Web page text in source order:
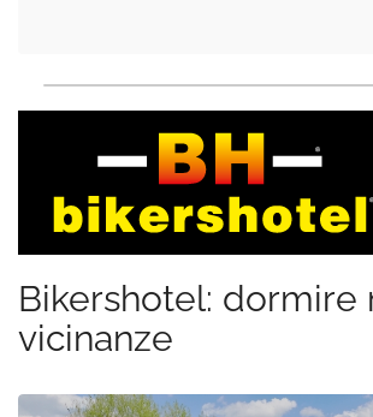
Bikershotel: dormire
vicinanze